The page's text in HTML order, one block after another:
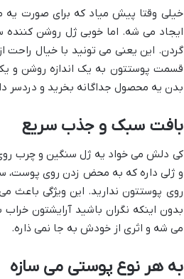
خیلی وقتا پیش میاد که برای صورت
ایجاد می شه. اما خوبی ژل روشن
گردن. این یعنی می تونید با خیال راحت
قسمت پوستتون به یک اندازه روشن و
بدن یه محصول جداگانه بخرید و دردسر
بافت سبک و جذب سریع
کی دلش می خواد یه ژل سنگین و چرب
و ژلی داره که به محض زدن روی پوست،
روی پوستتون ندارید. این ویژگی باعث
بدون اینکه نگران باشید آرایشتون
می شه و اثری از خودش به جا نمی ذاره.
به هر نوع پوستی می سازه